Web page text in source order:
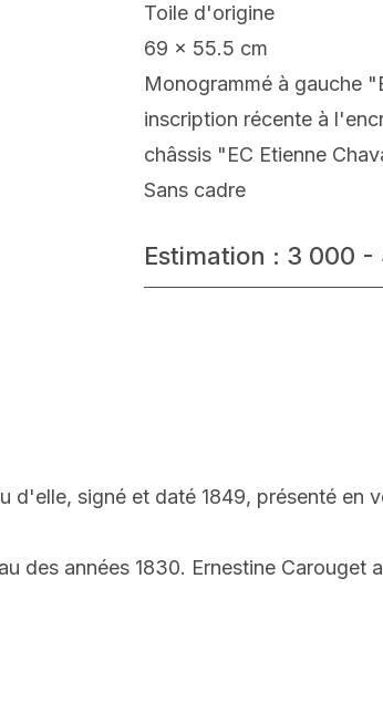
Toile d'origine
69 x 55.5 cm
Monogrammé à gauche
inscription récente à
châssis "EC Etienne
Sans cadre
Estimation : 3 000
d'elle, signé et daté 1849, présenté en
des années 1830. Ernestine Carouget